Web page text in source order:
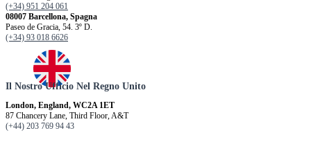
(+34) 951 204 061
08007 Barcellona, ​​Spagna
Paseo de Gracia, 54. 3º D.
(+34) 93 018 6626
Il Nostro Ufficio Nel Regno Unito
London, England, WC2A 1ET
87 Chancery Lane, Third Floor, A&T
(+44) 203 769 94 43